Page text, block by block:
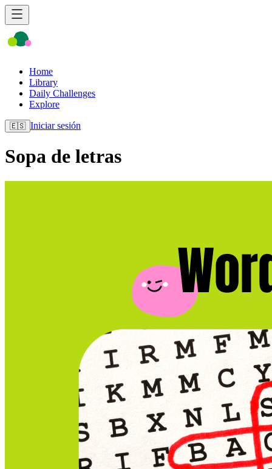
Home
Library
Daily Challenges
Explore
🇪🇸 Iniciar sesión
Sopa de letras